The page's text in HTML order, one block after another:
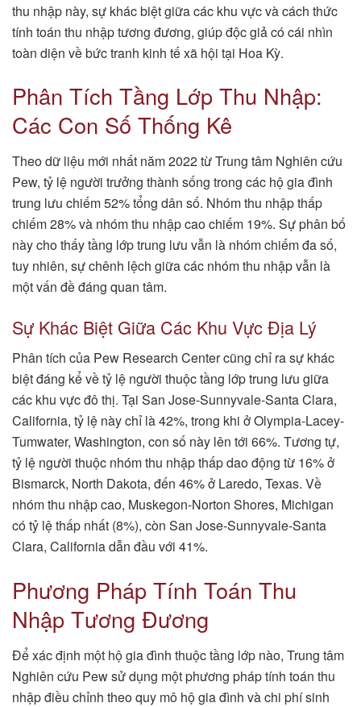
thu nhập này, sự khác biệt giữa các khu vực và cách thức
tính toán thu nhập tương đương, giúp độc giả có cái nhìn
toàn diện về bức tranh kinh tế xã hội tại Hoa Kỳ.
Phân Tích Tầng Lớp Thu Nhập:
Các Con Số Thống Kê
Theo dữ liệu mới nhất năm 2022 từ Trung tâm Nghiên cứu
Pew, tỷ lệ người trưởng thành sống trong các hộ gia đình
trung lưu chiếm 52% tổng dân số. Nhóm thu nhập thấp
chiếm 28% và nhóm thu nhập cao chiếm 19%. Sự phân bố
này cho thấy tầng lớp trung lưu vẫn là nhóm chiếm đa số,
tuy nhiên, sự chênh lệch giữa các nhóm thu nhập vẫn là
một vấn đề đáng quan tâm.
Sự Khác Biệt Giữa Các Khu Vực Địa Lý
Phân tích của Pew Research Center cũng chỉ ra sự khác
biệt đáng kể về tỷ lệ người thuộc tầng lớp trung lưu giữa
các khu vực đô thị. Tại San Jose-Sunnyvale-Santa Clara,
California, tỷ lệ này chỉ là 42%, trong khi ở Olympia-Lacey-
Tumwater, Washington, con số này lên tới 66%. Tương tự,
tỷ lệ người thuộc nhóm thu nhập thấp dao động từ 16% ở
Bismarck, North Dakota, đến 46% ở Laredo, Texas. Về
nhóm thu nhập cao, Muskegon-Norton Shores, Michigan
có tỷ lệ thấp nhất (8%), còn San Jose-Sunnyvale-Santa
Clara, California dẫn đầu với 41%.
Phương Pháp Tính Toán Thu
Nhập Tương Đương
Để xác định một hộ gia đình thuộc tầng lớp nào, Trung tâm
Nghiên cứu Pew sử dụng một phương pháp tính toán thu
nhập điều chỉnh theo quy mô hộ gia đình và chi phí sinh